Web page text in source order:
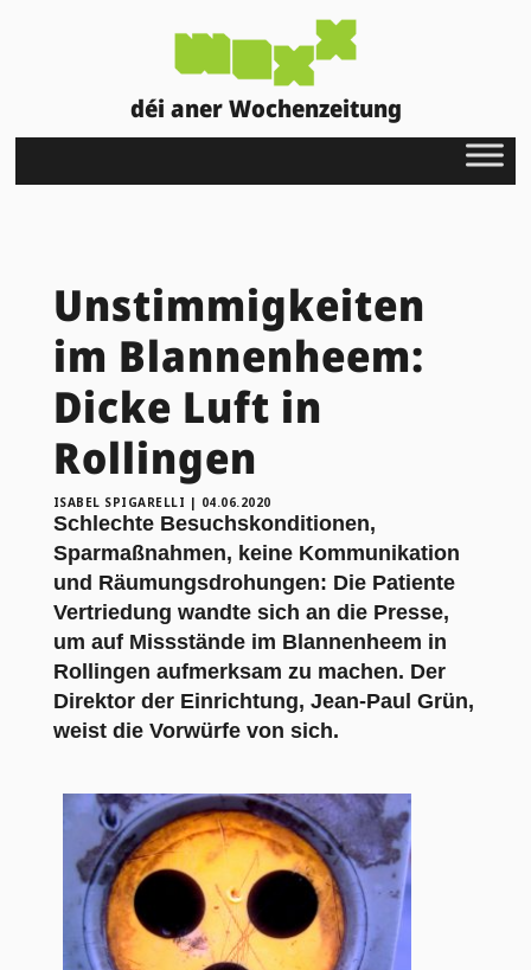
déi aner Wochenzeitung
Unstimmigkeiten
im Blannenheem:
Dicke Luft in
Rollingen
ISABEL SPIGARELLI | 04.06.2020
Schlechte Besuchskonditionen,
Sparmaßnahmen, keine Kommunikation
und Räumungsdrohungen: Die Patiente
Vertriedung wandte sich an die Presse,
um auf Missstände im Blannenheem in
Rollingen aufmerksam zu machen. Der
Direktor der Einrichtung, Jean-Paul Grün,
weist die Vorwürfe von sich.